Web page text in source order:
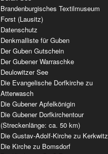
Brandenburgisches Textilmuseum
Forst (Lausitz)
Datenschutz
Denkmalliste für Guben
Der Guben Gutschein
Der Gubener Warraschke
Deulowitzer See
Die Evangelische Dorfkirche zu
Atterwasch
Die Gubener Apfelkönigin
Die Gubener Dorfkirchentour
(Streckenlänge: ca. 50 km)
Die Gustav-Adolf-Kirche zu Kerkwitz
Die Kirche zu Bomsdorf